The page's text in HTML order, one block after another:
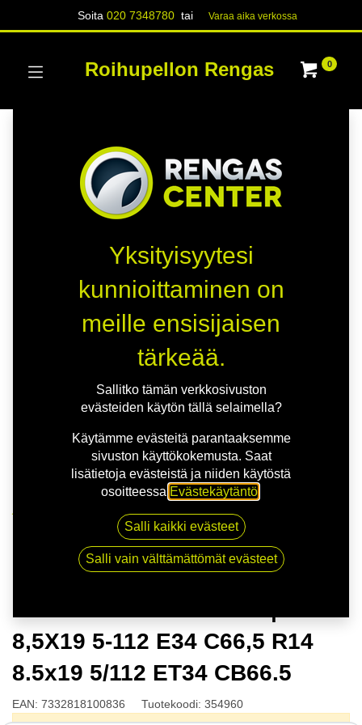
Soita020 7348780 tai Varaa aika verk​​​​ossa
Roihupellon Rengas 0
NITRO AERO FF G.BLK | 8,5X19 5-112 E34 C66,5 R14
8.5x19 5/112 ET34 CB66.5
8,5X19 5-112 E34 C66,5 R14
8.5x19 5/112 ET34 CB66.5
EAN: 7332818100836 Tuotekoodi: 354960
Yksityisyytesi
kunnioittaminen on
meille ensisijaisen
tärkeää.
Sallitko tämän verkkosivuston
evästeiden käytön tällä selaimella?
Käytämme evästeitä parantaaksemme
sivuston käyttökokemusta. Saat
lisätietoja evästeistä ja niiden käytöstä
osoitteessa Evästekäytäntö
Salli kaikki evästeet
Salli vain välttämättömät evästeet